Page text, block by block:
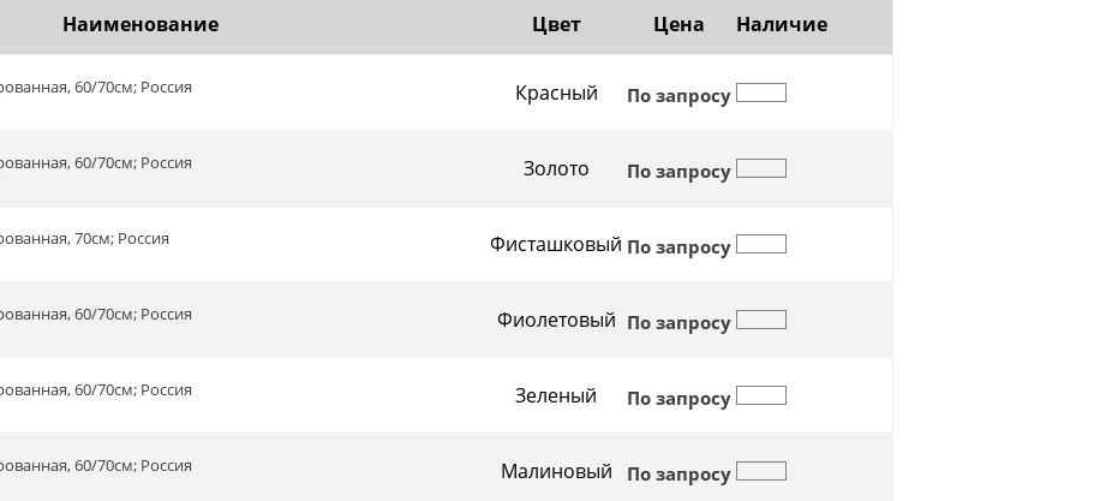
Наименование Цвет Цена Наличие
60/70см; Россия Красный По запросу
60/70см; Россия Золото По запросу
70см; Россия Фисташковый По запросу
60/70см; Россия Фиолетовый По запросу
60/70см; Россия Зеленый По запросу
60/70см; Россия Малиновый По запросу